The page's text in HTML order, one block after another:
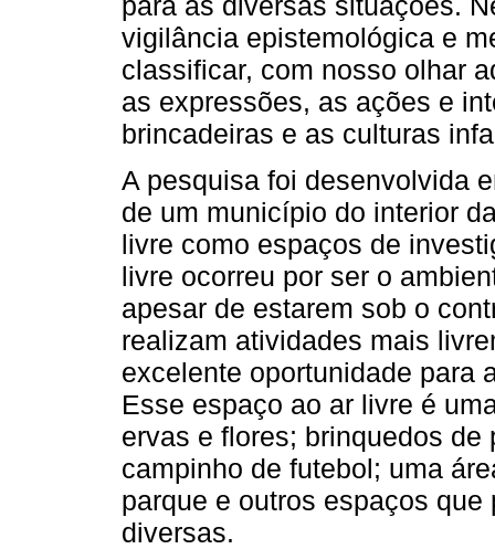
vigilância epistemológica e
classificar, com nosso olhar
as expressões, as ações e
brincadeiras e as culturas
A pesquisa foi desenvolvida
de um município do interior
livre como espaços de
livre ocorreu por ser o
apesar de estarem sob o
realizam atividades mais
excelente oportunidade para
Esse espaço ao ar livre é
ervas e flores; brinquedos
campinho de futebol; uma
parque e outros espaços
diversas.